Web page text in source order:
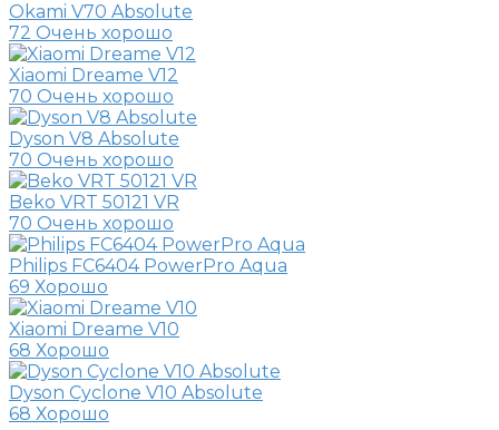
Okami V70 Absolute
72 Очень хорошо
Xiaomi Dreame V12
70 Очень хорошо
Dyson V8 Absolute
70 Очень хорошо
Beko VRT 50121 VR
70 Очень хорошо
Philips FC6404 PowerPro Aqua
69 Хорошо
Xiaomi Dreame V10
68 Хорошо
Dyson Cyclone V10 Absolute
68 Хорошо